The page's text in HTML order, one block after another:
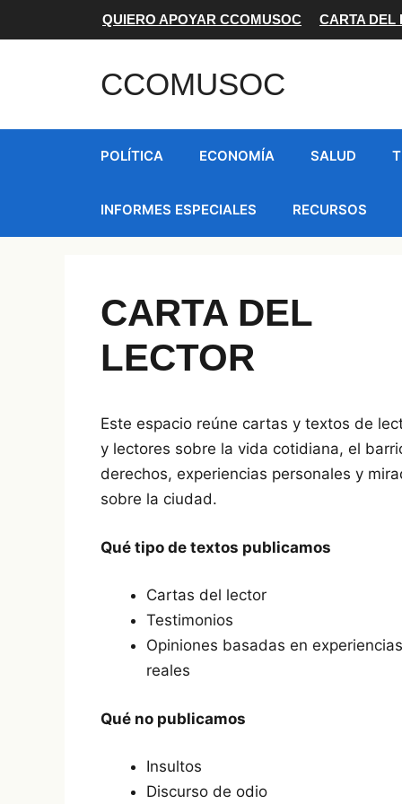
al
QUIERO APOYAR CCOMUSOC CARTA DEL
CCOMUSOC
POLÍTICA ECONOMÍA SALUD
INFORMES ESPECIALES RECURSOS
CARTA DEL
LECTOR
Este espacio reúne cartas y textos de
y lectores sobre la vida cotidiana, el
derechos, experiencias personales y
sobre la ciudad.
Qué tipo de textos publicamos
Cartas del lector
Testimonios
Opiniones basadas en experiencias
reales
Qué no publicamos
Insultos
Discurso de odio